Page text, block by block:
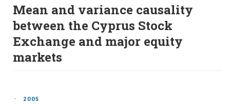
Mean and variance causality
between the Cyprus Stock
Exchange and major equity
markets
- 2005